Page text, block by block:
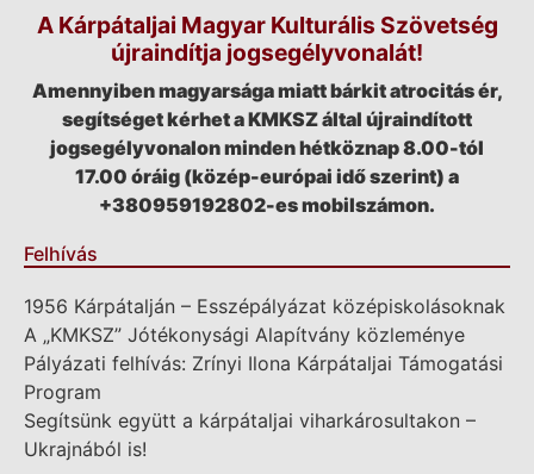
A Kárpátaljai Magyar Kulturális Szövetség
újraindítja jogsegélyvonalát!
Amennyiben magyarsága miatt bárkit atrocitás ér,
segítséget kérhet a KMKSZ által újraindított
jogsegélyvonalon minden hétköznap 8.00-tól
17.00 óráig (közép-európai idő szerint) a
+380959192802-es mobilszámon.
Felhívás
1956 Kárpátalján – Esszépályázat középiskolásoknak
A „KMKSZ” Jótékonysági Alapítvány közleménye
Pályázati felhívás: Zrínyi Ilona Kárpátaljai Támogatási
Program
Segítsünk együtt a kárpátaljai viharkárosultakon –
Ukrajnából is!